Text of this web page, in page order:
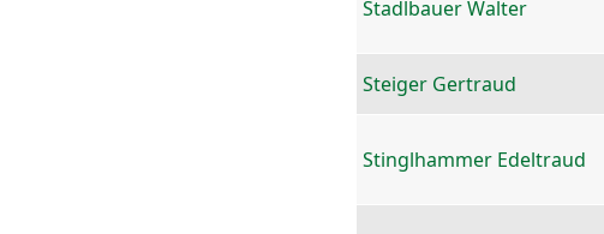
Stadlbauer Walter
Steiger Gertraud
Stinglhammer Edeltraud